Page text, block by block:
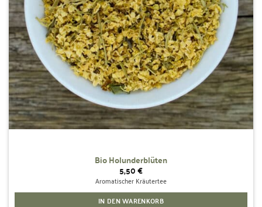
Bio Holunderblüten
5,50€
Aromatischer Kräutertee
IN DEN WARENKORB